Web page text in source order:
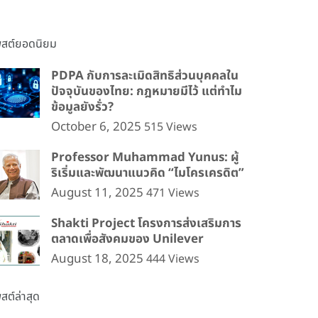
สต์ยอดนิยม
PDPA กับการละเมิดสิทธิส่วนบุคคลใน
ปัจจุบันของไทย: กฎหมายมีไว้ แต่ทำไม
ข้อมูลยังรั่ว?
October 6, 2025 515 Views
Professor Muhammad Yunus: ผู้
ริเริ่มและพัฒนาแนวคิด “ไมโครเครดิต”
August 11, 2025 471 Views
Shakti Project โครงการส่งเสริมการ
ตลาดเพื่อสังคมของ Unilever
August 18, 2025 444 Views
ต์ล่าสุด